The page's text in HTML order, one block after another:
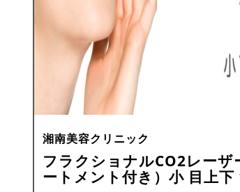
湘南美容クリニック
フラクショナルCO2レー
ートメント付き）小 目上下